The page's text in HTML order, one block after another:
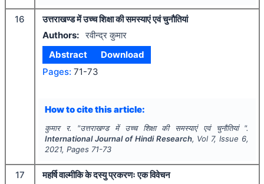
16
उत्तराखण्ड में उच्च शिक्षा की समस्याएं एवं चुनौतियां
Authors: रवीन्द्र कुमार
Abstract
Download
Pages: 71-73
How to cite this article:
कुमार र. "उत्तराखण्ड में उच्च शिक्षा की समस्याएं एवं चुनौतियां ".
International Journal of Hindi Research, Vol 7, Issue 6,
2021, Pages 71-73
17
महर्षि वाल्मीकि के दस्यु प्रकरणः एक विवेचन